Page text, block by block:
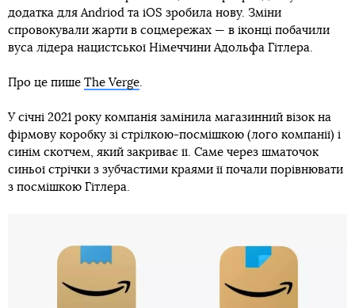
додатка для Andriod та iOS зробила нову. Зміни
спровокували жарти в соцмережах — в іконці побачили
вуса лідера нацистської Німеччини Адольфа Гітлера.
Про це пише The Verge
У січні 2021 року компанія замінила магазинний візок на
фірмову коробку зі стрілкою-посмішкою (лого компанії) і
синім скотчем, який закриває її. Саме через шматочок
синьої стрічки з зубчастими краями її почали порівнювати
з посмішкою Гітлера.